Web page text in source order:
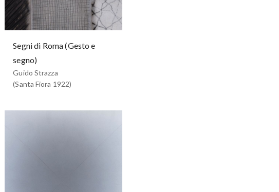
Segni di Roma (Gesto e
segno)
Guido Strazza
(Santa Fiora 1922)